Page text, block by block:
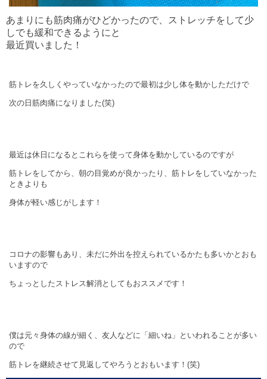
あまりにも筋肉痛がひどかったので、ストレッチをして少
しでも緩和できるようにと
最近買いました！
筋トレを久しくやっていなかったので最初は少し体を動かしただけで
次の日筋肉痛になりました(笑)
最近は休日になるとこれらを使って身体を動かしているのですが
筋トレをしてから、朝の目覚めが良かったり、筋トレをしていなかった
ときよりも
身体が軽い感じがします！
コロナの影響もあり、未だに外出を控えられているかたも多いかとおも
いますので
ちょっとしたストレス解消としてもおススメです！
僕は元々身体の線が細く、友人などに「細いね」といわれることが多い
ので
筋トレを継続させて見返してやろうとおもいます！ (笑)